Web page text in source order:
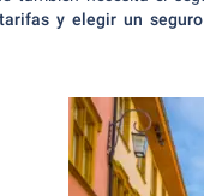
tarifas y elegir un seguro